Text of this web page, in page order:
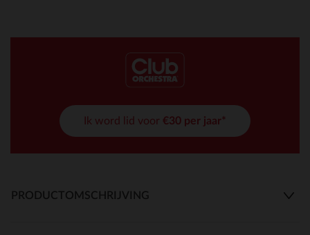
Ik word lid voor €30 per jaar*
PRODUCTOMSCHRIJVING